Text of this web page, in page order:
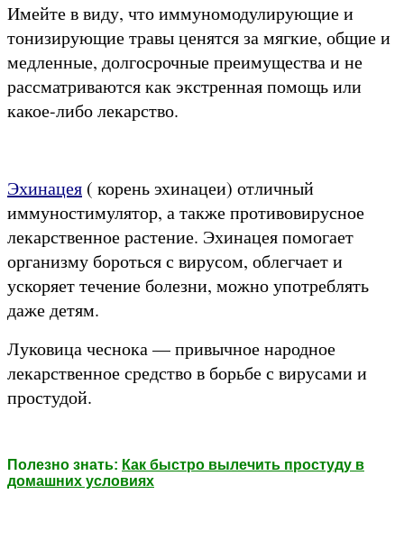
Имейте в виду, что иммуномодулирующие и
тонизирующие травы ценятся за мягкие, общие и
медленные, долгосрочные преимущества и не
рассматриваются как экстренная помощь или
какое-либо лекарство.
Эхинацея ( корень эхинацеи) отличный
иммуностимулятор, а также противовирусное
лекарственное растение. Эхинацея помогает
организму бороться с вирусом, облегчает и
ускоряет течение болезни, можно употреблять
даже детям.
Луковица чеснока — привычное народное
лекарственное средство в борьбе с вирусами и
простудой.
Полезно знать: Как быстро вылечить простуду в
домашних условиях